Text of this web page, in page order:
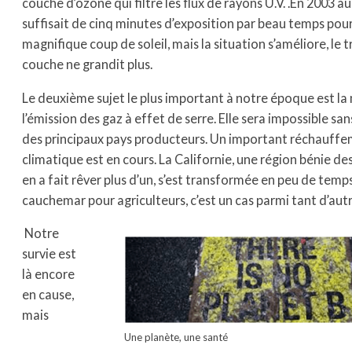
suffisait de cinq minutes d’exposition par beau temps
magnifique coup de soleil, mais la situation s’améliore, le
couche ne grandit plus.
Le deuxième sujet le plus important à notre époque est la
l’émission des gaz à effet de serre. Elle sera impossible
des principaux pays producteurs. Un important
climatique est en cours. La Californie, une région bénie
en a fait rêver plus d’un, s’est transformée en peu de
cauchemar pour agriculteurs, c’est un cas parmi tant
Une planète, une santé
Notre
survie est
là encore
en cause,
mais